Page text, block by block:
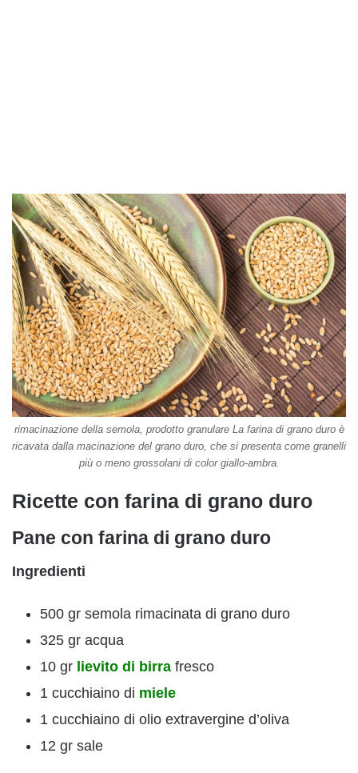
rimacinazione della semola, prodotto granulare La farina di grano duro è
ricavata dalla macinazione del grano duro, che si presenta come granelli
più o meno grossolani di color giallo-ambra.
Ricette con farina di grano duro
Pane con farina di grano duro
Ingredienti
500 gr semola rimacinata di grano duro
325 gr acqua
10 gr lievito di birra fresco
1 cucchiaino di miele
1 cucchiaino di olio extravergine d’oliva
12 gr sale